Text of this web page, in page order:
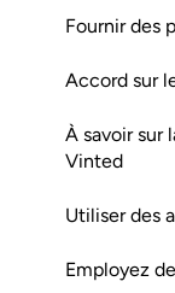
Fournir des
Accord sur
À savoir sur
Vinted
Utiliser des
Employez